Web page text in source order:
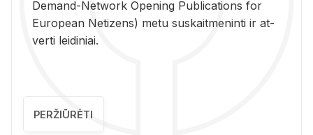
De­mand-Ne­twork Ope­ning Pub­li­ca­tions for
Eu­ro­pe­an Ne­ti­zens) metu su­skait­me­nin­ti ir at­
ver­ti lei­di­niai.
PERŽIŪRĖTI